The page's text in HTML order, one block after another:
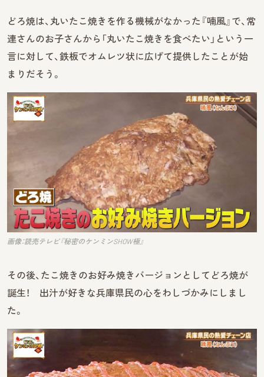
どろ焼は、丸いたこ焼きを作る機械がなかった『喃風』で、常
連さんのお子さんから「丸いたこ焼きを食べたい」という一
言に対して、鉄板でオムレツ状に広げて提供したことが始
まりだそう。
画像：読売テレビ『秘密のケンミンSHOW極』
その後、たこ焼きのお好み焼きバージョンとしてどろ焼が
誕生！ 出汁が好きな兵庫県民の心をわしづかみにしまし
た。